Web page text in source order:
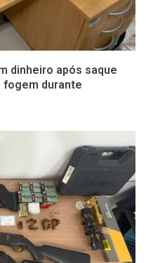
dinheiro após saque
fogem durante